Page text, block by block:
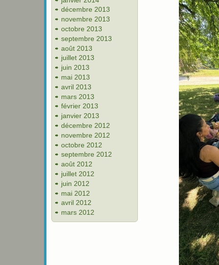
décembre 2013
novembre 2013
octobre 2013
septembre 2013
août 2013
juillet 2013
juin 2013
mai 2013
avril 2013
mars 2013
février 2013
janvier 2013
décembre 2012
novembre 2012
octobre 2012
septembre 2012
août 2012
juillet 2012
juin 2012
mai 2012
avril 2012
mars 2012